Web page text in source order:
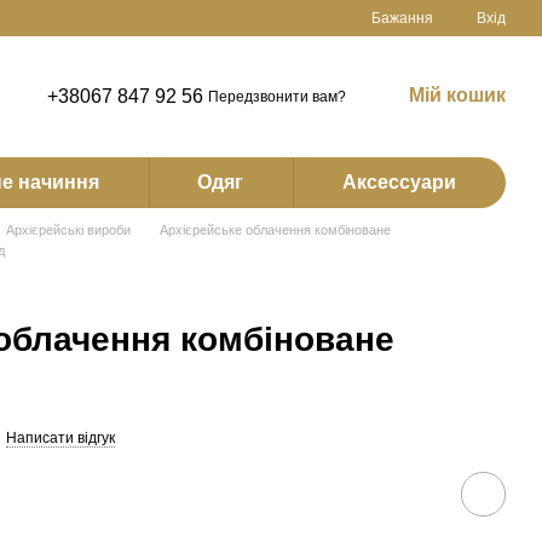
Бажання Вхід
+38067 847 92 56 Передзвонити вам? Мій кошик
начиння Одяг Аксессуари
Архієрейські вироби
Архієрейське облачення комбіноване
комбіноване
Написати відгук